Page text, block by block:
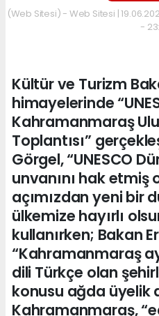
(Web Sitesi) - Web Sitesi |
-
Kültür ve Turizm
himayelerinde
Kahramanmaraş
Toplantısı”
Görgel, “UNESCO
unvanını hak etmiş
açımızdan yeni bir
ülkemize hayırlı
kullanırken; Bakan
“Kahramanmaraş
dili Türkçe olan
konusu ağda üyelik
Kahramanmaraş,